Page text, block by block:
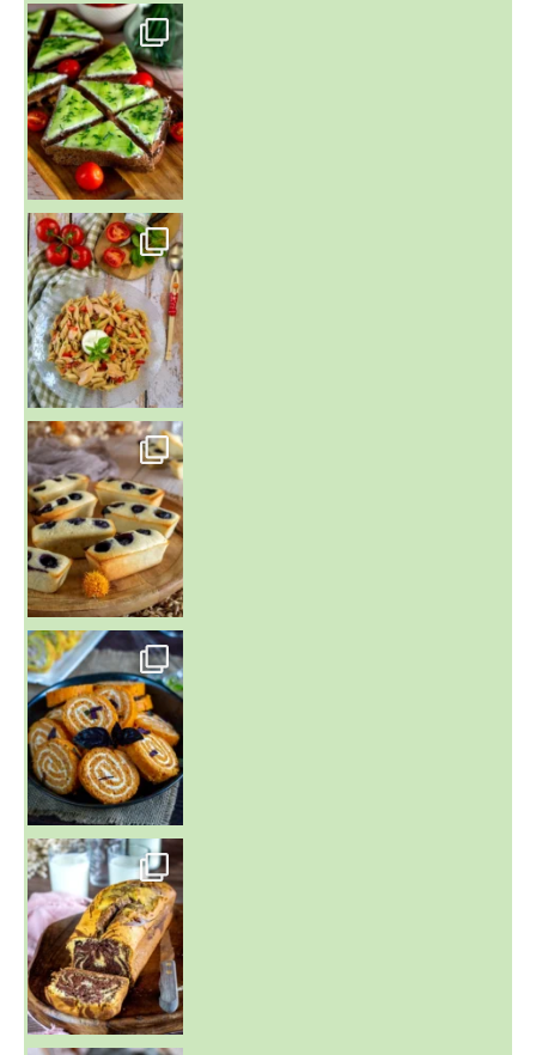
~ SALADE DE PÂTES AUX DEUX TOMATES THON ET BURRA
~ FINANCIERS MYRTILLES ET CITRON ~
Aujourd'hu